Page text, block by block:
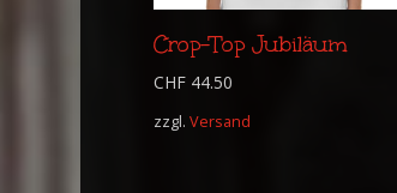
Crop-Top Jubiläum
CHF44.50
zzgl. Versand